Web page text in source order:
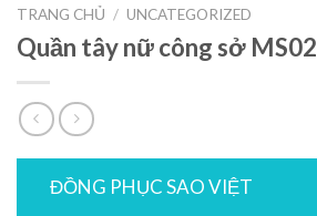
TRANG CHỦ / UNCATEGORIZED
Quần tây nữ công sở MS02
ĐỒNG PHỤC SAO VIỆT